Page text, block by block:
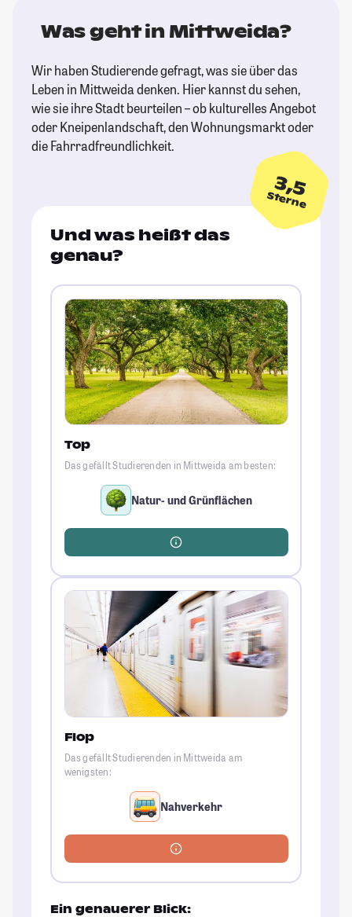
Was geht in Mittweida?
Wir haben Studierende gefragt, was sie über das
Leben in Mittweida denken. Hier kannst du sehen,
wie sie ihre Stadt beurteilen – ob kulturelles Angebot
oder Kneipenlandschaft, den Wohnungsmarkt oder
die Fahrradfreundlichkeit.
3,5
Sterne
Und was heißt das
genau?
Top
Das gefällt Studierenden in Mittweida am besten:
Natur- und Grünflächen
Flop
Das gefällt Studierenden in Mittweida am
wenigsten:
Nahverkehr
Ein genauerer Blick: